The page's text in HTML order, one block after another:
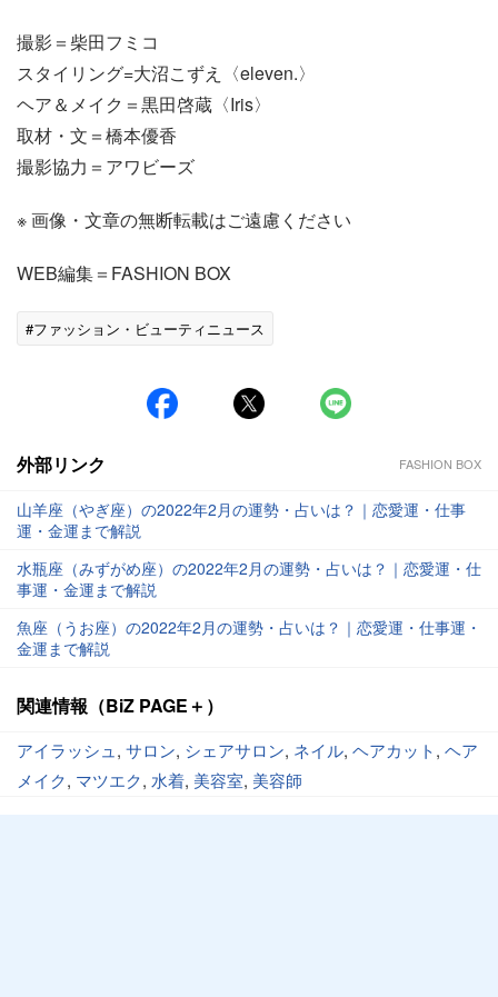
撮影＝柴田フミコ
スタイリング=大沼こずえ〈eleven.〉
ヘア＆メイク＝黒田啓蔵〈Iris〉
取材・文＝橋本優香
撮影協力＝アワビーズ
※ 画像・文章の無断転載はご遠慮ください
WEB編集＝FASHION BOX
#ファッション・ビューティニュース
外部リンク FASHION BOX
山羊座（やぎ座）の2022年2月の運勢・占いは？｜恋愛運・仕事
運・金運まで解説
水瓶座（みずがめ座）の2022年2月の運勢・占いは？｜恋愛運・仕
事運・金運まで解説
魚座（うお座）の2022年2月の運勢・占いは？｜恋愛運・仕事運・
金運まで解説
関連情報（BiZ PAGE＋）
アイラッシュ , サロン, シェアサロン, ネイル, ヘアカット, ヘア
メイク, マツエク, 水着, 美容室, 美容師